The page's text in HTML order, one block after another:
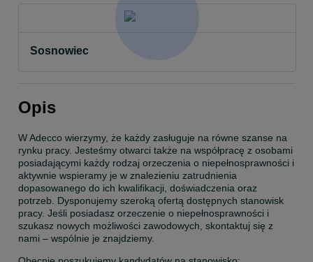
Sosnowiec
Opis
W Adecco wierzymy, że każdy zasługuje na równe szanse na
rynku pracy. Jesteśmy otwarci także na współpracę z osobami
posiadającymi każdy rodzaj orzeczenia o niepełnosprawności i
aktywnie wspieramy je w znalezieniu zatrudnienia
dopasowanego do ich kwalifikacji, doświadczenia oraz
potrzeb. Dysponujemy szeroką ofertą dostępnych stanowisk
pracy. Jeśli posiadasz orzeczenie o niepełnosprawności i
szukasz nowych możliwości zawodowych, skontaktuj się z
nami – wspólnie je znajdziemy.